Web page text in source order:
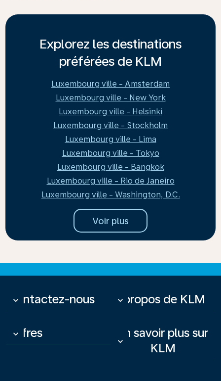
Explorez les destinations
préférées de KLM
Luxembourg ville - Amsterdam
Luxembourg ville - New York
Luxembourg ville - Helsinki
Luxembourg ville - Stockholm
Luxembourg ville - Lima
Luxembourg ville - Tokyo
Luxembourg ville - Bangkok
Luxembourg ville - Rio de Janeiro
Luxembourg ville - Washington, D.C.
Voir plus
Contactez-nous
keyboard_arrow_down À propos de KLM
keyboard_arrow_down
Offres
keyboard_arrow_down
En savoir plus sur
KLM
keyboard_arrow_down